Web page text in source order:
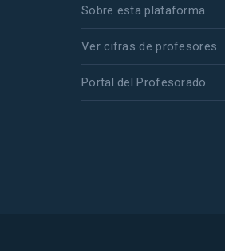
Sobre esta plataforma
Ver cifras de profesores
Portal del Profesorado